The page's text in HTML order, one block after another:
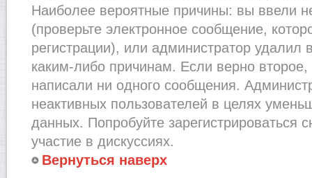
Наиболее вероятные причины: вы ввели
(проверьте электронное сообщение,
регистрации), или администратор удалил
каким-либо причинам. Если верно
написали ни одного сообщения.
неактивных пользователей в целях
данных. Попробуйте зарегистрироваться
участие в дискуссиях.
Вернуться наверх